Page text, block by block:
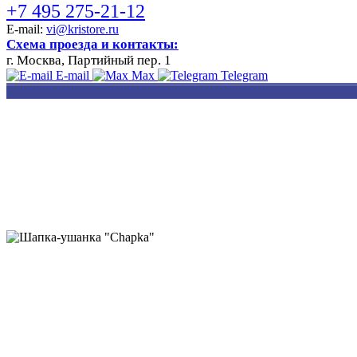
+7 495 275-21-12
E-mail: vi@kristore.ru
Схема проезда и контакты:
г. Москва, Партийный пер. 1
E-mail Max Telegram